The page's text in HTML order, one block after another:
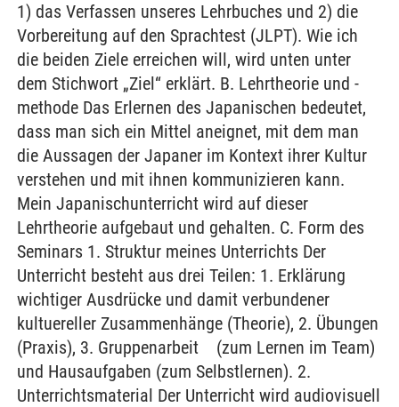
1) das Verfassen unseres Lehrbuches und 2) die
Vorbereitung auf den Sprachtest (JLPT). Wie ich
die beiden Ziele erreichen will, wird unten unter
dem Stichwort „Ziel“ erklärt. B. Lehrtheorie und -
methode Das Erlernen des Japanischen bedeutet,
dass man sich ein Mittel aneignet, mit dem man
die Aussagen der Japaner im Kontext ihrer Kultur
verstehen und mit ihnen kommunizieren kann.
Mein Japanischunterricht wird auf dieser
Lehrtheorie aufgebaut und gehalten. C. Form des
Seminars 1. Struktur meines Unterrichts Der
Unterricht besteht aus drei Teilen: 1. Erklärung
wichtiger Ausdrücke und damit verbundener
kultuereller Zusammenhänge (Theorie), 2. Übungen
(Praxis), 3. Gruppenarbeit (zum Lernen im Team)
und Hausaufgaben (zum Selbstlernen). 2.
Unterrichtsmaterial Der Unterricht wird audiovisuell